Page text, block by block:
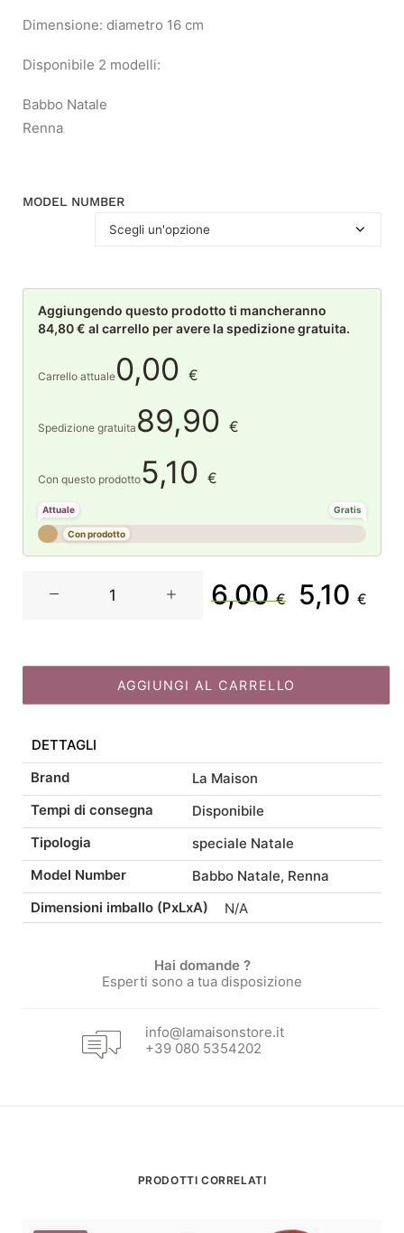
Dimensione: diametro 16 cm
Disponibile 2 modelli:
Babbo Natale
Renna
MODEL NUMBER
Aggiungendo questo prodotto ti mancheranno
84,80 € al carrello per avere la spedizione gratuita.
Carrello attuale0,00 €
Spedizione gratuita 89,90 €
Con questo prodotto5,10 €
Attuale Gratis
Con prodotto
coroncina
in
modelli
quantità
6,00€
originale
5,10 €
AGGIUNGI AL CARRELLO
DETTAGLI
Brand
La Maison
Tempi di consegna
Disponibile
Tipologia
speciale Natale
Model Number
Babbo Natale, Renna
Dimensioni imballo (PxLxA)
N/A
Hai domande ?
Esperti sono a tua disposizione
info@lamaisonstore.it
+39 080 5354202
PRODOTTI CORRELATI